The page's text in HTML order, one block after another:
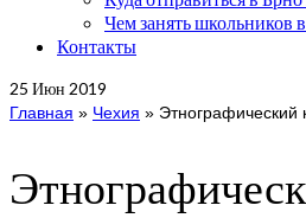
Чем занять школьников
Контакты
25 Июн 2019
Главная » Чехия »